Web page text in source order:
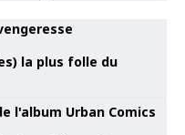
la plus folle du